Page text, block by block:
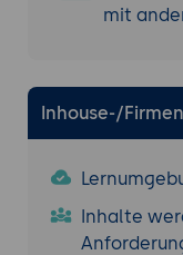
mit
Inhouse-/
Inhalte